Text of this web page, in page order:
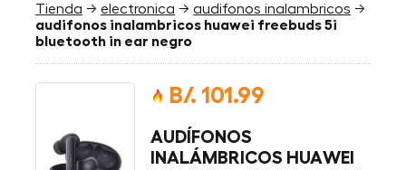
Tienda →electronica →audifonos inalambricos →
audifonos inalambricos huawei freebuds 5i
bluetooth in ear negro
B/. 101.99
AUDÍFONOS
INALÁMBRICOS HUAWEI